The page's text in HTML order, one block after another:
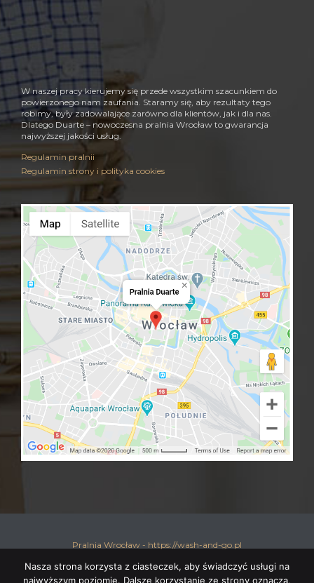
W naszej pracy kierujemy się przede wszystkim szacunkiem do
powierzonego nam zaufania. Staramy się, aby rezultaty tego
robimy, były zadowalające zarówno dla klientów, jak i dla nas.
Dlatego Duarte – nowoczesna pralnia Wrocław to gwarancja
najwyższej jakości usług.
Regulamin pralnii
Regulamin strony i polityka cookies
Pralnia Wrocław - https://wash-and-go.pl
Nasza strona korzysta z ciasteczek, aby świadczyć usługi na
najwyższym poziomie. Dalsze korzystanie ze strony oznacza,